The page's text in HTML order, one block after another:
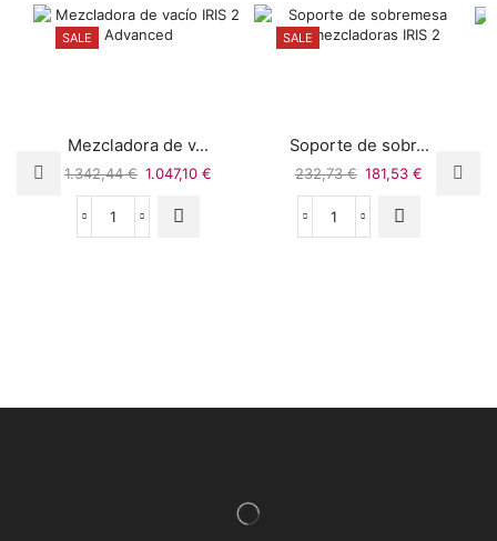
SALE
Mezcladora de v...
1.342,44€ 1.047,10 €
SALE
Soporte de sobr...
232,73€ 181,53 €